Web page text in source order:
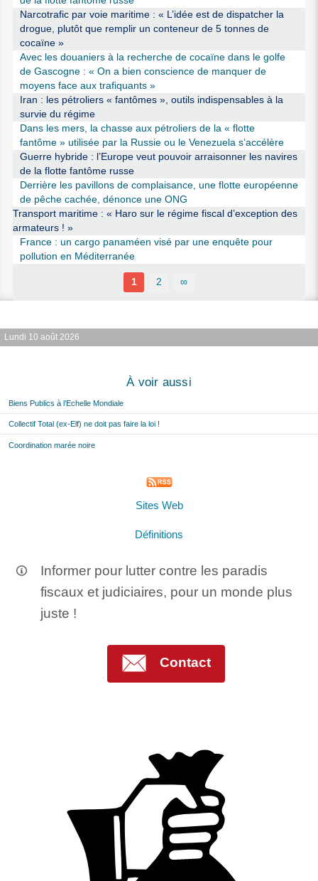
Narcotrafic par voie maritime : « L’idée est de dispatcher la
drogue, plutôt que remplir un conteneur de 5 tonnes de
cocaïne »
Avec les douaniers à la recherche de cocaïne dans le golfe
de Gascogne : « On a bien conscience de manquer de
moyens face aux trafiquants »
Iran : les pétroliers « fantômes », outils indispensables à la
survie du régime
Dans les mers, la chasse aux pétroliers de la « flotte
fantôme » utilisée par la Russie ou le Venezuela s’accélère
Guerre hybride : l’Europe veut pouvoir arraisonner les navires
de la flotte fantôme russe
Derrière les pavillons de complaisance, une flotte européenne
de pêche cachée, dénonce une ONG
Transport maritime : « Haro sur le régime fiscal d’exception des
armateurs ! »
France : un cargo panaméen visé par une enquête pour
pollution en Méditerranée
1 2 ∞
Lundi 10 août 2026
À voir aussi
Biens Publics à l’Echelle Mondiale
Collectif Total (ex-Elf) ne doit pas faire la loi !
Coordination marée noire
Sites Web
Définitions
Informer pour lutter contre les paradis
fiscaux et judiciaires, pour un monde plus
juste !
Contact